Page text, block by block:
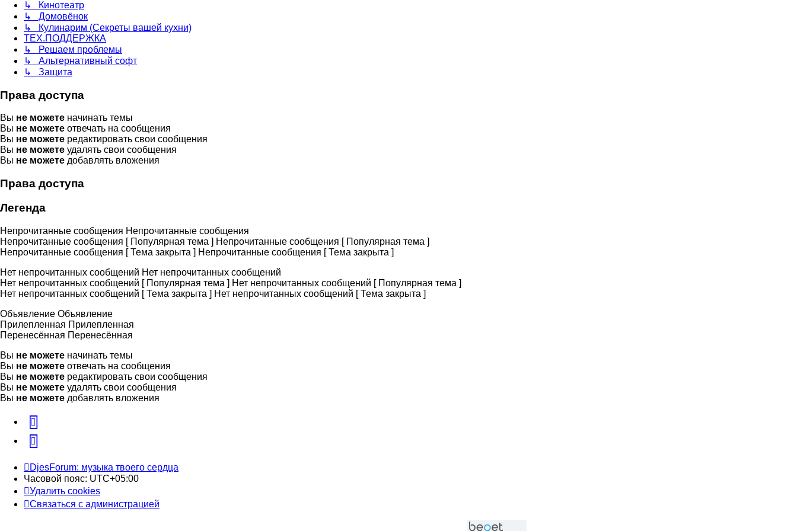
↳ Кинотеатр
↳ Домовёнок
↳ Кулинарим (Секреты вашей кухни)
ТЕХ.ПОДДЕРЖКА
↳ Решаем проблемы
↳ Альтернативный софт
↳ Защита
Права доступа
Вы не можете начинать темы
Вы не можете отвечать на сообщения
Вы не можете редактировать свои сообщения
Вы не можете удалять свои сообщения
Вы не можете добавлять вложения
Права доступа
Легенда
Непрочитанные сообщения Непрочитанные сообщения
Непрочитанные сообщения [ Популярная тема ] Непрочитанные сообщения [ Популярная тема ]
Непрочитанные сообщения [ Тема закрыта ] Непрочитанные сообщения [ Тема закрыта ]
Нет непрочитанных сообщений Нет непрочитанных сообщений
Нет непрочитанных сообщений [ Популярная тема ] Нет непрочитанных сообщений [ Популярная тема ]
Нет непрочитанных сообщений [ Тема закрыта ] Нет непрочитанных сообщений [ Тема закрыта ]
Объявление Объявление
Прилепленная Прилепленная
Перенесённая Перенесённая
Вы не можете начинать темы
Вы не можете отвечать на сообщения
Вы не можете редактировать свои сообщения
Вы не можете удалять свои сообщения
Вы не можете добавлять вложения
vk
Telegram
DjesForum: музыка твоего сердца
Часовой пояс: UTC+05:00
Удалить cookies
Связаться с администрацией